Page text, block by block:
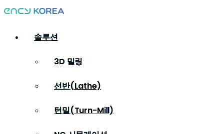
솔루션
3D 밀링
선반(Lathe)
턴밀(Turn-Mill)